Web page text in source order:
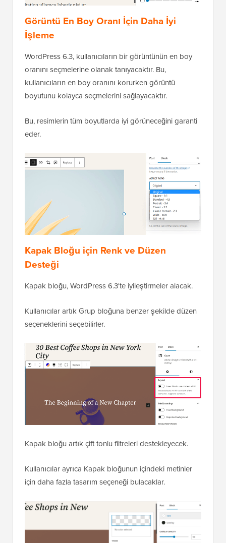
Görüntü En Boy Oranı İçin Daha İyi
İşleme
WordPress 6.3, kullanıcıların bir görüntünün en boy
oranını seçmelerine olanak tanıyacaktır. Bu,
kullanıcıların en boy oranını korurken görüntü
boyutunu kolayca seçmelerini sağlayacaktır.
Bu, resimlerin tüm boyutlarda iyi görüneceğini garanti
eder.
Kapak Bloğu için Renk ve Düzen
Desteği
Kapak bloğu, WordPress 6.3'te iyileştirmeler alacak.
Kullanıcılar artık Grup bloğuna benzer şekilde düzen
seçeneklerini seçebilirler.
Kapak bloğu artık çift tonlu filtreleri destekleyecek.
Kullanıcılar ayrıca Kapak bloğunun içindeki metinler
için daha fazla tasarım seçeneği bulacaklar.